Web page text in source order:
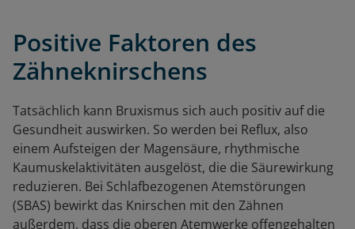
Positive Faktoren des
Zähneknirschens
Tatsächlich kann Bruxismus sich auch positiv auf die
Gesundheit auswirken. So werden bei Reflux, also
einem Aufsteigen der Magensäure, rhythmische
Kaumuskelaktivitäten ausgelöst, die die Säurewirkung
reduzieren. Bei Schlafbezogenen Atemstörungen
(SBAS) bewirkt das Knirschen mit den Zähnen
außerdem, dass die oberen Atemwerke offengehalten